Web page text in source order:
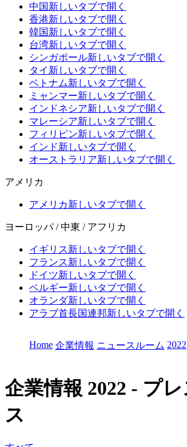
中国新しいタブで開く
香港新しいタブで開く
韓国新しいタブで開く
台湾新しいタブで開く
シンガポール新しいタブで開く
タイ 新しいタブで開く
ベトナム新しいタブで開く
ミャンマー新しいタブで開く
インドネシア新しいタブで開く
マレーシア新しいタブで開く
フィリピン新しいタブで開く
インド新しいタブで開く
オーストラリア新しいタブで開く
アメリカ
アメリカ新しいタブで開く
ヨーロッパ / 中東 / アフリカ
イギリス新しいタブで開く
フランス新しいタブで開く
ドイツ新しいタブで開く
ベルギー新しいタブで開く
オランダ新しいタブで開く
アラブ首長国連邦新しいタブで開く
Home 企業情報 ニュースルーム 2022
企業情報 2022 - プ
ス